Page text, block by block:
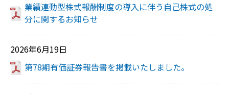
業績連動型株式報酬制度の導入に伴う自己株式の処
分に関するお知らせ
2026年6月19日
第78期有価証券報告書を掲載いたしました。